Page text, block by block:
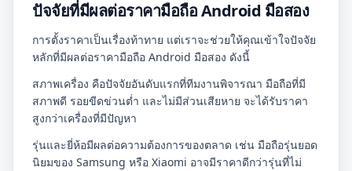
ปัจจัยที่มีผลต่อราคามือถือ Android มือสอง
การตั้งราคาเป็นเรื่องท้าทาย แต่เราจะช่วยให้คุณเข้าใจปัจจัย
หลักที่มีผลต่อราคามือถือ Android มือสอง ดังนี้
สภาพเครื่อง คือปัจจัยอันดับแรกที่ทีมงานพิจารณา มือถือที่มี
สภาพดี รอยขีดข่วนต่ำ และไม่มีส่วนเสียหาย จะได้รับราคา
สูงกว่าเครื่องที่มีปัญหา
รุ่นและยี่ห้อมีผลต่อความต้องการของตลาด เช่น มือถือรุ่นยอด
นิยมของ Samsung หรือ Xiaomi อาจมีราคาดีกว่ารุ่นที่ไม่